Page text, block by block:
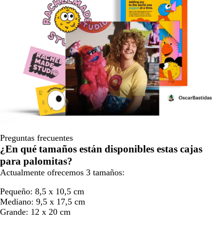
Preguntas frecuentes
¿En qué tamaños están disponibles estas cajas
para palomitas?
Actualmente ofrecemos 3 tamaños:
Pequeño: 8,5 x 10,5 cm
Mediano: 9,5 x 17,5 cm
Grande: 12 x 20 cm